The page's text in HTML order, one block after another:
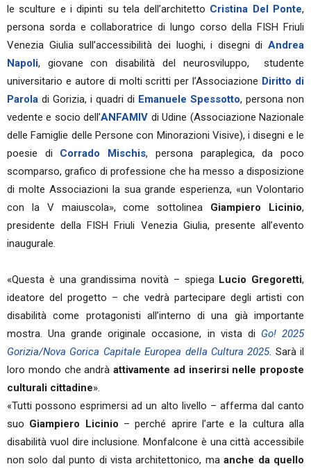
le sculture e i dipinti su tela dell’architetto Cristina Del Ponte,
persona sorda e collaboratrice di lungo corso della FISH Friuli
Venezia Giulia sull’accessibilità dei luoghi, i disegni di Andrea
Napoli, giovane con disabilità del neurosviluppo, studente
universitario e autore di molti scritti per l’Associazione Diritto di
Parola di Gorizia, i quadri di Emanuele Spessotto, persona non
vedente e socio dell’ANFAMIV di Udine (Associazione Nazionale
delle Famiglie delle Persone con Minorazioni Visive), i disegni e le
poesie di Corrado Mischis, persona paraplegica, da poco
scomparso, grafico di professione che ha messo a disposizione
di molte Associazioni la sua grande esperienza, «un Volontario
con la V maiuscola», come sottolinea Giampiero Licinio,
presidente della FISH Friuli Venezia Giulia, presente all’evento
inaugurale.
«Questa è una grandissima novità – spiega Lucio Gregoretti,
ideatore del progetto – che vedrà partecipare degli artisti con
disabilità come protagonisti all’interno di una già importante
mostra. Una grande originale occasione, in vista di Go! 2025
Gorizia/Nova Gorica Capitale Europea della Cultura 2025. Sarà il
loro mondo che andrà attivamente ad inserirsi nelle proposte
culturali cittadine».
«Tutti possono esprimersi ad un alto livello – afferma dal canto
suo Giampiero Licinio – perché aprire l’arte e la cultura alla
disabilità vuol dire inclusione. Monfalcone è una città accessibile
non solo dal punto di vista architettonico, maanche da quello